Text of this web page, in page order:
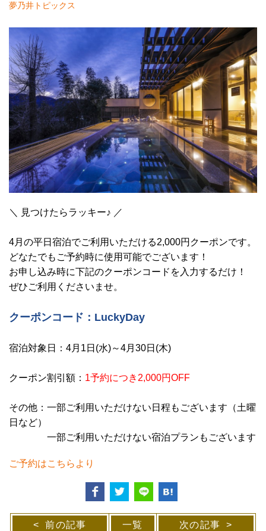
夢乃井トピックス
＼ 見つけたらラッキー♪ ／
4月の平日宿泊でご利用いただける2,000円クーポンです。
どなたでもご予約時に使用可能でございます！
お申し込み時に下記のクーポンコードを入力するだけ！
ぜひご利用くださいませ。
クーポンコード：LuckyDay
宿泊対象日：4月1日(水)～4月30日(木)
クーポン割引額： 1予約につき2,000円OFF
その他：一部ご利用いただけない日程もございます（土曜
日など）
一部ご利用いただけない宿泊プランもございます
ご予約はこちらより
前の記事 一覧 次の記事